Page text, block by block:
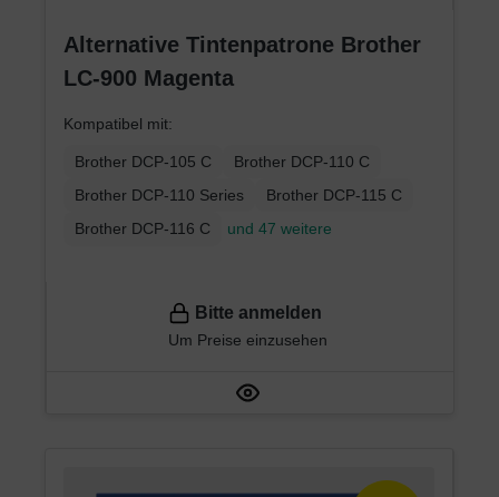
Alternative Tintenpatrone Brother
LC-900 Magenta
Kompatibel mit:
Brother DCP-105 C
Brother DCP-110 C
Brother DCP-110 Series
Brother DCP-115 C
Brother DCP-116 C
und 47 weitere
Bitte anmelden
Um Preise einzusehen